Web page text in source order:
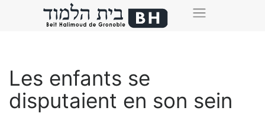
Les enfants se
disputaient en son sein